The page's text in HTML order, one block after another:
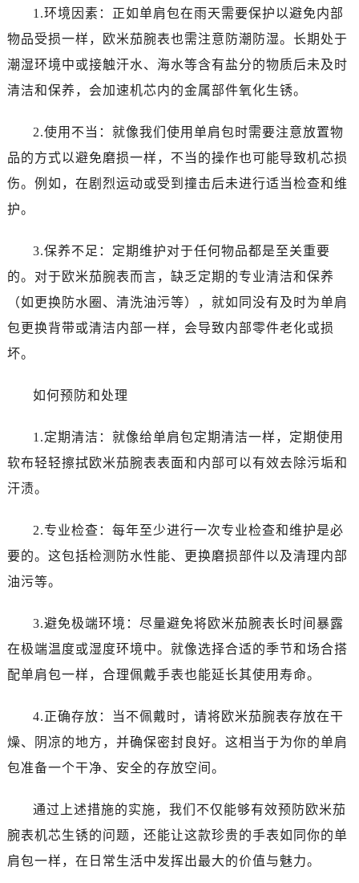
武汉市江汉区解放大道686号世界贸易大厦38层09室（需提前预约）
南宁市青秀区金湖路59号地王大厦12楼1224室（需提前预约）
合肥市蜀山区潜山路111号万象城华润大厦B座12楼03室（需提前预约）
烟台市芝罘区胜利路139号万达金融中心A座907室（需提前预约）
昆明市盘龙区北京路928号同德昆明广场写字楼10层06室（需提前预约）
海口市龙华区金贸东路5号海口华润大厦B座17层1707室（需提前预约）
唐山市路南区新华东道100号万达广场写字楼A座10层1002室（需提前预约）
台州市椒江区东海大道1800号腾达中心东1幢20楼2002室（需提前预约）
黑龙江省大庆市萨尔图区会战大街卡地亚售后服务中心（需提前预约）
黑龙江省牡丹江市东安区太平路卡地亚售后服务中心（需提前预约）
黑龙江省七台河市桃山区大同街卡地亚售后服务中心（需提前预约）
黑龙江省绥化市北林区新华街与康庄路交叉口卡地亚售后服务中心（需提前预约）
黑龙江省伊春市伊美区通河路卡地亚售后服务中心（需提前预约）
吉林省吉林市船营区河南街卡地亚售后服务中心（需提前预约）
吉林省辽源市龙山区人民大街卡地亚售后服务中心（需提前预约）
吉林省松原市宁江区五环大街卡地亚售后服务中心（需提前预约）
辽宁省丹东市振兴区七经街卡地亚售后服务中心（需提前预约）
1.环境因素：正如单肩包在雨天需要保护以避免内部
物品受损一样，欧米茄腕表也需注意防潮防湿。长期处于
潮湿环境中或接触汗水、海水等含有盐分的物质后未及时
清洁和保养，会加速机芯内的金属部件氧化生锈。
2.使用不当：就像我们使用单肩包时需要注意放置物
品的方式以避免磨损一样，不当的操作也可能导致机芯损
伤。例如，在剧烈运动或受到撞击后未进行适当检查和维
护。
3.保养不足：定期维护对于任何物品都是至关重要
的。对于欧米茄腕表而言，缺乏定期的专业清洁和保养
（如更换防水圈、清洗油污等），就如同没有及时为单肩
包更换背带或清洁内部一样，会导致内部零件老化或损
坏。
如何预防和处理
1.定期清洁：就像给单肩包定期清洁一样，定期使用
软布轻轻擦拭欧米茄腕表表面和内部可以有效去除污垢和
汗渍。
2.专业检查：每年至少进行一次专业检查和维护是必
要的。这包括检测防水性能、更换磨损部件以及清理内部
油污等。
3.避免极端环境：尽量避免将欧米茄腕表长时间暴露
在极端温度或湿度环境中。就像选择合适的季节和场合搭
配单肩包一样，合理佩戴手表也能延长其使用寿命。
4.正确存放：当不佩戴时，请将欧米茄腕表存放在干
燥、阴凉的地方，并确保密封良好。这相当于为你的单肩
包准备一个干净、安全的存放空间。
通过上述措施的实施，我们不仅能够有效预防欧米茄
腕表机芯生锈的问题，还能让这款珍贵的手表如同你的单
肩包一样，在日常生活中发挥出最大的价值与魅力。